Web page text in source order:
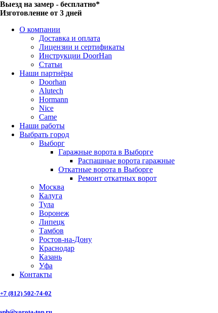
Выезд на замер - бесплатно*
Изготовление от 3 дней
О компании
Доставка и оплата
Лицензии и сертификаты
Инструкции DoorHan
Статьи
Наши партнёры
Doorhan
Alutech
Hormann
Nice
Came
Наши работы
Выбрать город
Выборг
Гаражные ворота в Выборге
Распашные ворота гаражные
Откатные ворота в Выборге
Ремонт откатных ворот
Москва
Калуга
Тула
Воронеж
Липецк
Тамбов
Ростов-на-Дону
Краснодар
Казань
Уфа
Контакты
+7 (812) 502-74-02